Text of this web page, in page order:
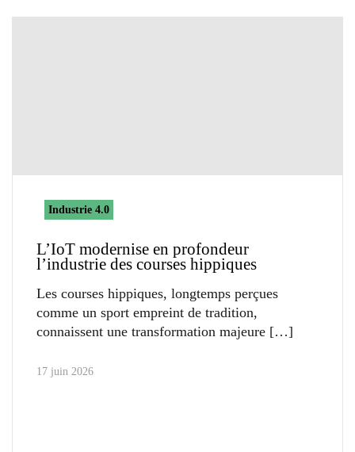
Industrie 4.0
L’IoT modernise en profondeur
l’industrie des courses hippiques
Les courses hippiques, longtemps perçues
comme un sport empreint de tradition,
connaissent une transformation majeure
17 juin 2026